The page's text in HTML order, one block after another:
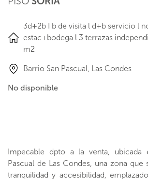
3d+2b I b de visita l d+b servicio l
estac+bodega l 3 terrazas
m2
Barrio San Pascual, Las Condes
No disponible
Impecable dpto a la venta, ubicada
Pascual de Las Condes, una zona que
tranquilidad y accesibilidad,